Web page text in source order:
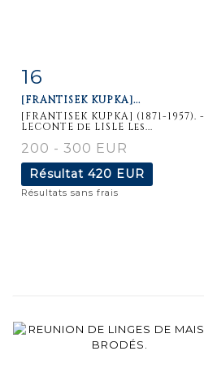
détaillée
16
[FRANTISEK KUPKA]...
[FRANTISEK KUPKA] (1871-1957). -
LECONTE de LISLE Les...
200 - 300 EUR
Résultat 420 EUR
Résultats sans frais